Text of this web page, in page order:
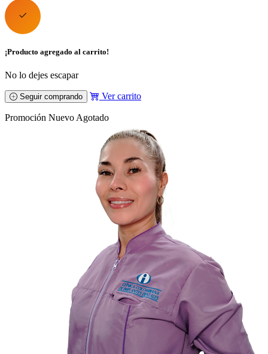
¡Producto agregado al carrito!
No lo dejes escapar
Seguir comprando Ver carrito
Promoción Nuevo Agotado